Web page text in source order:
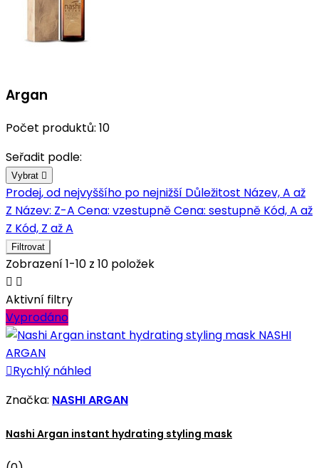
Argan
Počet produktů: 10
Seřadit podle:
Vybrat 
Prodej, od nejvyššího po nejnižší Důležitost Název, A až
Z Název: Z-A Cena: vzestupněCena: sestupně Kód, A až
Z Kód, Z až A
Filtrovat
Zobrazení 1-10 z 10 položek
 
Aktivní filtry
Vyprodáno
Rychlý náhled
Značka: NASHI ARGAN
Nashi Argan instant hydrating styling mask